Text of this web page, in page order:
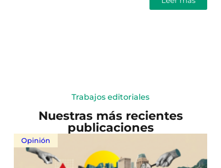
Trabajos editoriales
Nuestras más recientes
publicaciones
Opinión